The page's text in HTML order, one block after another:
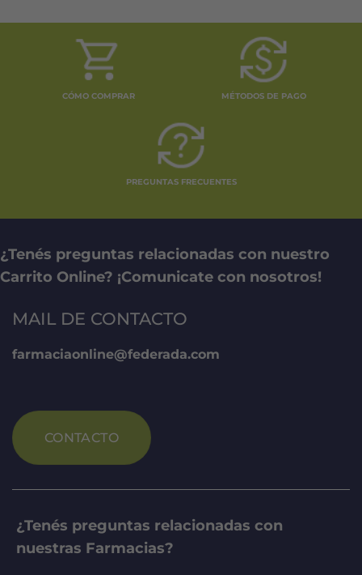
CÓMO COMPRAR MÉTODOS DE PAGO
PREGUNTAS FRECUENTES
¿Tenés preguntas relacionadas con nuestro
Carrito Online? ¡Comunicate con nosotros!
MAIL DE CONTACTO
farmaciaonline@federada.com
CONTACTO
¿Tenés preguntas relacionadas con
nuestras Farmacias?